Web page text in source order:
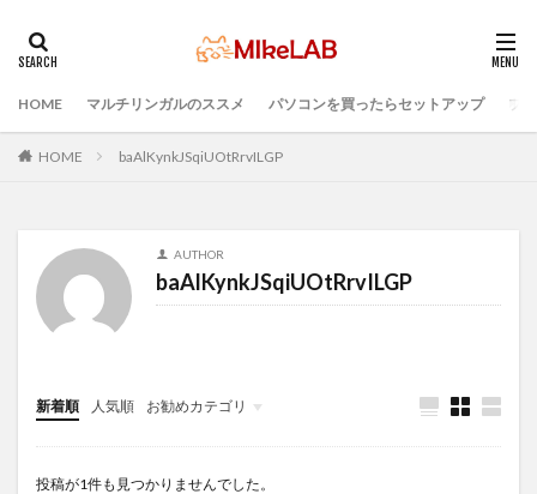
HOME マルチリンガルのススメ パソコンを買ったらセットアップ プ
HOME baAlKynkJSqiUOtRrvILGP
AUTHOR
baAlKynkJSqiUOtRrvILGP
新着順 人気順 お勧めカテゴリ
Infomation
投稿が1件も見つかりませんでした。
タグ
選ぶ PCセットアップ
セキュリティ対策ソフト
インストール どれがいい